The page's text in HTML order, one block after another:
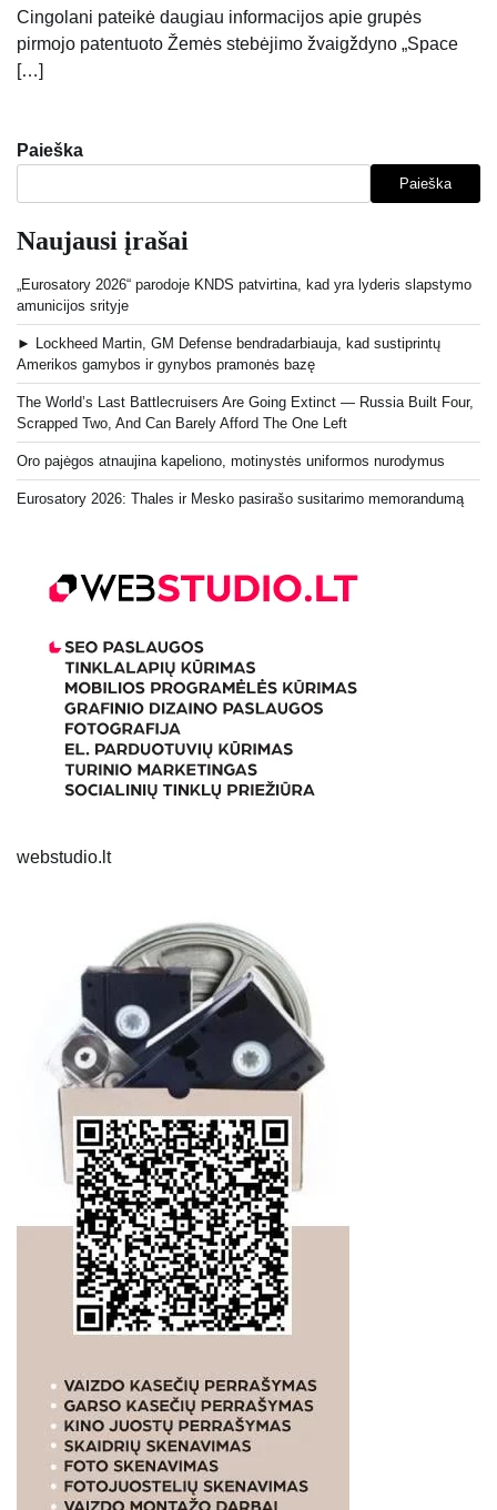
Cingolani pateikė daugiau informacijos apie grupės
pirmojo patentuoto Žemės stebėjimo žvaigždyno „Space
[…]
Paieška
Paieška
Naujausi įrašai
„Eurosatory 2026“ parodoje KNDS patvirtina, kad yra lyderis slapstymo
amunicijos srityje
► Lockheed Martin, GM Defense bendradarbiauja, kad sustiprintų
Amerikos gamybos ir gynybos pramonės bazę
The World’s Last Battlecruisers Are Going Extinct — Russia Built Four,
Scrapped Two, And Can Barely Afford The One Left
Oro pajėgos atnaujina kapeliono, motinystės uniformos nurodymus
Eurosatory 2026: Thales ir Mesko pasirašo susitarimo memorandumą
webstudio.lt